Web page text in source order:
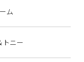
ム
トニー